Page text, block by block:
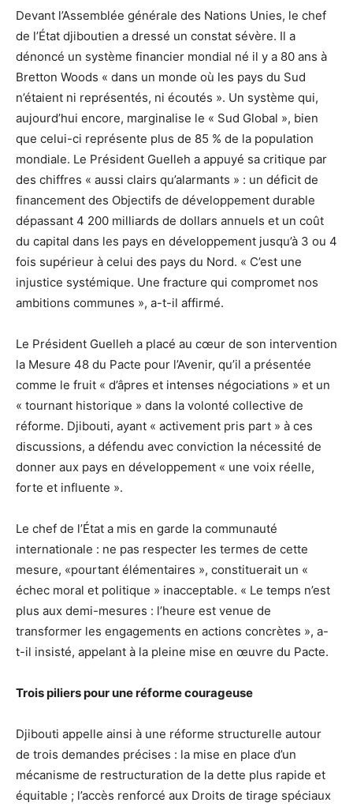
Devant l’Assemblée générale des Nations Unies, le chef
de l’État djiboutien a dressé un constat sévère. Il a
dénoncé un système financier mondial né il y a 80 ans à
Bretton Woods « dans un monde où les pays du Sud
n’étaient ni représentés, ni écoutés ». Un système qui,
aujourd’hui encore, marginalise le « Sud Global », bien
que celui-ci représente plus de 85 % de la population
mondiale. Le Président Guelleh a appuyé sa critique par
des chiffres « aussi clairs qu’alarmants » : un déficit de
financement des Objectifs de développement durable
dépassant 4 200 milliards de dollars annuels et un coût
du capital dans les pays en développement jusqu’à 3 ou 4
fois supérieur à celui des pays du Nord. « C’est une
injustice systémique. Une fracture qui compromet nos
ambitions communes », a-t-il affirmé.
Le Président Guelleh a placé au cœur de son intervention
la Mesure 48 du Pacte pour l’Avenir, qu’il a présentée
comme le fruit « d’âpres et intenses négociations » et un
« tournant historique » dans la volonté collective de
réforme. Djibouti, ayant « activement pris part » à ces
discussions, a défendu avec conviction la nécessité de
donner aux pays en développement « une voix réelle,
forte et influente ».
Le chef de l’État a mis en garde la communauté
internationale : ne pas respecter les termes de cette
mesure, «pourtant élémentaires », constituerait un «
échec moral et politique » inacceptable. « Le temps n’est
plus aux demi-mesures : l’heure est venue de
transformer les engagements en actions concrètes », a-
t-il insisté, appelant à la pleine mise en œuvre du Pacte.
Trois piliers pour une réforme courageuse
Djibouti appelle ainsi à une réforme structurelle autour
de trois demandes précises : la mise en place d’un
mécanisme de restructuration de la dette plus rapide et
équitable ; l’accès renforcé aux Droits de tirage spéciaux